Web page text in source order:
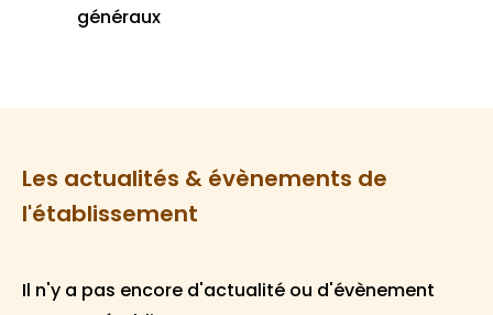
généraux
Les actualités & évènements de
l'établissement
Il n'y a pas encore d'actualité ou d'évènement